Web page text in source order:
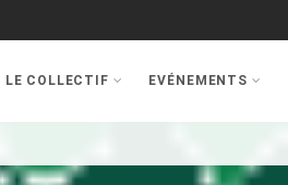
LE COLLECTIF EVÉNEMENTS